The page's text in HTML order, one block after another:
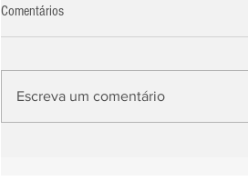
Comentários
Escreva um comentário